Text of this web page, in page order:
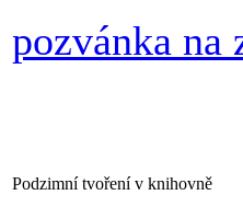
pozvánka na
Podzimní tvoření v knihovně